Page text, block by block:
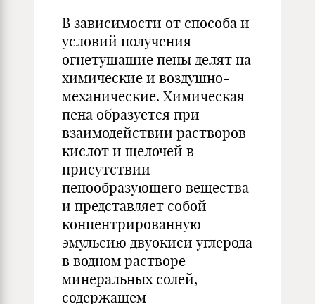
В зависимости от способа и
условий получения
огнетушащие пены делят на
химические и воздушно-
механические. Химическая
пена образуется при
взаимодействии растворов
кислот и щелочей в
присутствии
пенообразующего вещества
и представляет собой
концентрированную
эмульсию двуокиси углерода
в водном растворе
минеральных солей,
содержащем